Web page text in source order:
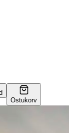
Ostukorv